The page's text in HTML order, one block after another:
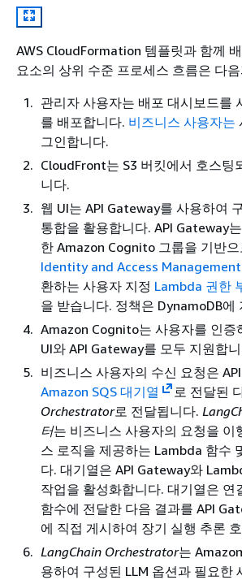
AWS CloudFormation 템플릿과 함께
요소의 상위 수준 프로세스 흐름은 다
관리자 사용자는 배포 대시보드를
를 배포합니다. 비즈니스 사용자는
그인합니다.
CloudFront는 S3 버킷에서 호스팅
니다.
웹 UI는 API Gateway를 사용하여
통합을 활용합니다. API Gateway
한 Amazon Cognito 그룹을 기반
Identity and Access Management
환하는 사용자 지정 Lambda 권한
을 받습니다. 정책은 DynamoDB에
Amazon Cognito는 사용자를 인증
UI와 API Gateway를 모두 지원합
비즈니스 사용자의 수신 요청은
Amazon SQS 대기열
로 전달된
Orchestrator로 전달됩니다.
터는 비즈니스 사용자의 요청을 이
스 로직을 제공하는 Lambda 함수
다. 대기열은 API Gateway와
작업을 활성화합니다. 대기열은 연
함수에 전달한 다음 결과를 API
에 직접 게시하여 장기 실행 추론
LangChain Orchestrator는
용하여 구성된 LLM 옵션과 필요한